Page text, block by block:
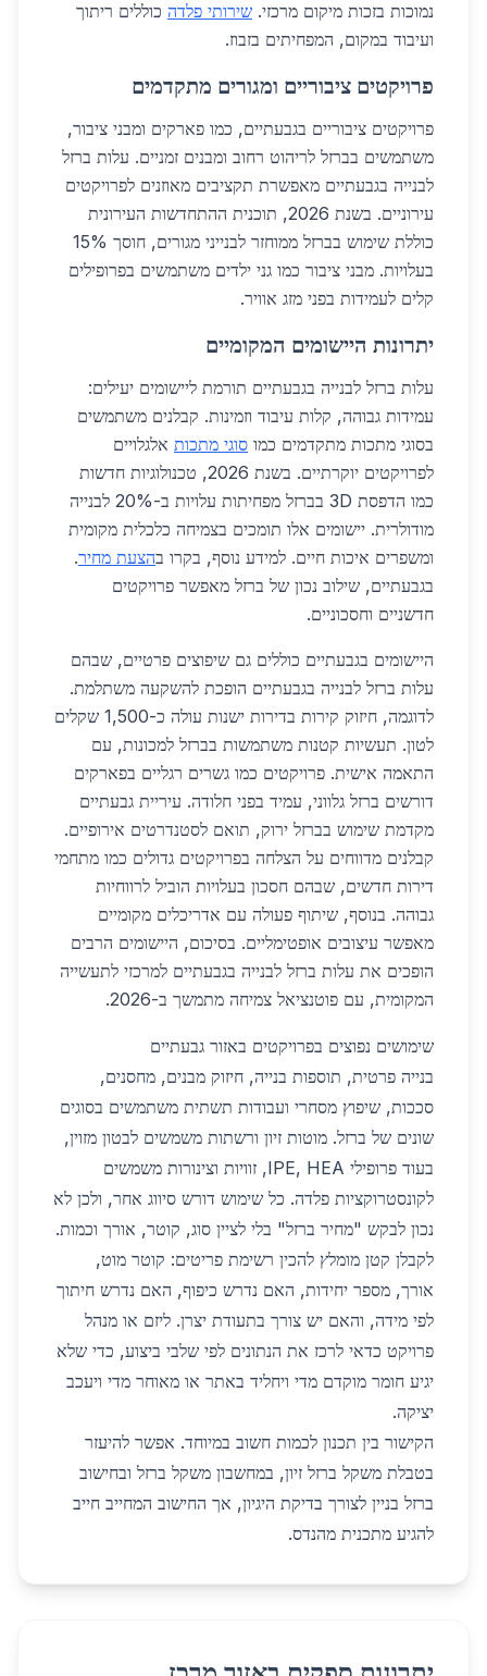
נמוכות בזכות מיקום מרכזי. שירותי פלדה כוללים ריתוך
ועיבוד במקום, המפחיתים בזבוז.
פרויקטים ציבוריים ומגורים מתקדמים
פרויקטים ציבוריים בגבעתיים, כמו פארקים ומבני ציבור,
משתמשים בברזל לריהוט רחוב ומבנים זמניים. עלות ברזל
לבנייה בגבעתיים מאפשרת תקציבים מאוזנים לפרויקטים
עירוניים. בשנת 2026, תוכנית ההתחדשות העירונית
כוללת שימוש בברזל ממוחזר לבנייני מגורים, חוסך 15%
בעלויות. מבני ציבור כמו גני ילדים משתמשים בפרופילים
קלים לעמידות בפני מזג אוויר.
יתרונות היישומים המקומיים
עלות ברזל לבנייה בגבעתיים תורמת ליישומים יעילים:
עמידות גבוהה, קלות עיבוד וזמינות. קבלנים משתמשים
בסוגי מתכות מתקדמים כמו סוגי מתכות אלגלויים
לפרויקטים יוקרתיים. בשנת 2026, טכנולוגיות חדשות
כמו הדפסת 3D בברזל מפחיתות עלויות ב-20% לבנייה
מודולרית. יישומים אלו תומכים בצמיחה כלכלית מקומית
ומשפרים איכות חיים. למידע נוסף, בקרו בהצעת מחיר.
בגבעתיים, שילוב נכון של ברזל מאפשר פרויקטים
חדשניים וחסכוניים.
היישומים בגבעתיים כוללים גם שיפוצים פרטיים, שבהם
עלות ברזל לבנייה בגבעתיים הופכת להשקעה משתלמת.
לדוגמה, חיזוק קירות בדירות ישנות עולה כ-1,500 שקלים
לטון. תעשיות קטנות משתמשות בברזל למכונות, עם
התאמה אישית. פרויקטים כמו גשרים רגליים בפארקים
דורשים ברזל גלווני, עמיד בפני חלודה. עיריית גבעתיים
מקדמת שימוש בברזל ירוק, תואם לסטנדרטים אירופיים.
קבלנים מדווחים על הצלחה בפרויקטים גדולים כמו מתחמי
דירות חדשים, שבהם חסכון בעלויות הוביל לרווחיות
גבוהה. בנוסף, שיתוף פעולה עם אדריכלים מקומיים
מאפשר עיצובים אופטימליים. בסיכום, היישומים הרבים
הופכים את עלות ברזל לבנייה בגבעתיים למרכזי לתעשייה
המקומית, עם פוטנציאל צמיחה מתמשך ב-2026.
שימושים נפוצים בפרויקטים באזור גבעתיים
בנייה פרטית, תוספות בנייה, חיזוק מבנים, מחסנים,
סככות, שיפוץ מסחרי ועבודות תשתית משתמשים בסוגים
שונים של ברזל. מוטות זיון ורשתות משמשים לבטון מזוין,
בעוד פרופילי IPE, HEA, זוויות וצינורות משמשים
לקונסטרוקציות פלדה. כל שימוש דורש סיווג אחר, ולכן לא
נכון לבקש "מחיר ברזל" בלי לציין סוג, קוטר, אורך וכמות.
לקבלן קטן מומלץ להכין רשימת פריטים: קוטר מוט,
אורך, מספר יחידות, האם נדרש כיפוף, האם נדרש חיתוך
לפי מידה, והאם יש צורך בתעודת יצרן. ליזם או מנהל
פרויקט כדאי לרכז את הנתונים לפי שלבי ביצוע, כדי שלא
יגיע חומר מוקדם מדי ויחליד באתר או מאוחר מדי ויעכב
יציקה.
הקישור בין תכנון לכמות חשוב במיוחד. אפשר להיעזר
בטבלת משקל ברזל זיון, במחשבון משקל ברזל ובחישוב
ברזל בניין לצורך בדיקת היגיון, אך החישוב המחייב חייב
להגיע מתכנית מהנדס.